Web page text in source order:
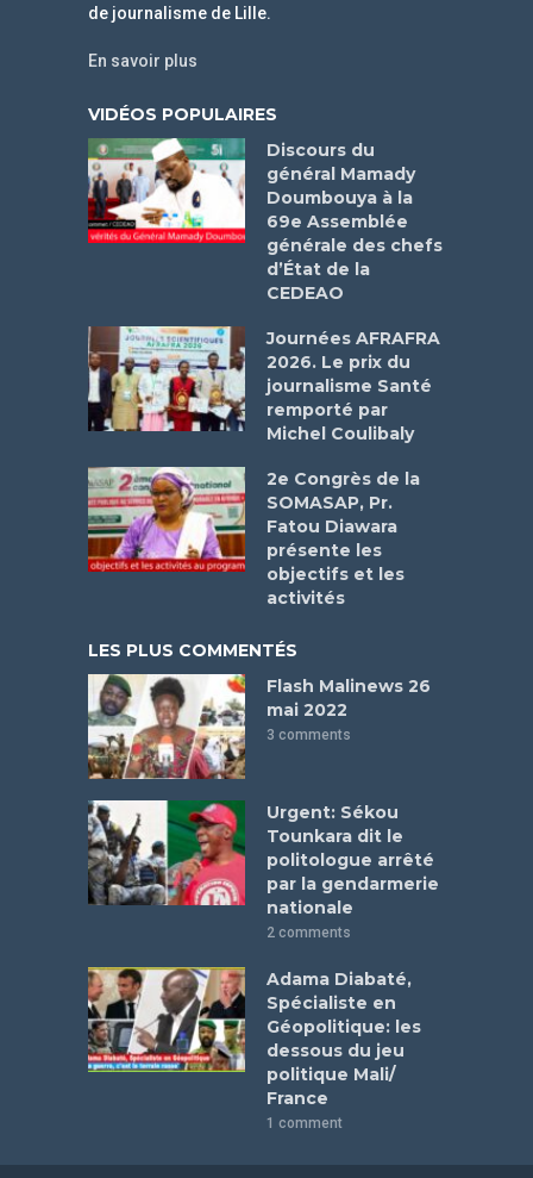
de journalisme de Lille.
En savoir plus
VIDÉOS POPULAIRES
Discours du
général Mamady
Doumbouya à la
69e Assemblée
générale des chefs
d’État de la
CEDEAO
Journées AFRAFRA
2026. Le prix du
journalisme Santé
remporté par
Michel Coulibaly
2e Congrès de la
SOMASAP, Pr.
Fatou Diawara
présente les
objectifs et les
activités
LES PLUS COMMENTÉS
Flash Malinews 26
mai 2022
3 comments
Urgent: Sékou
Tounkara dit le
politologue arrêté
par la gendarmerie
nationale
2 comments
Adama Diabaté,
Spécialiste en
Géopolitique: les
dessous du jeu
politique Mali/
France
1 comment